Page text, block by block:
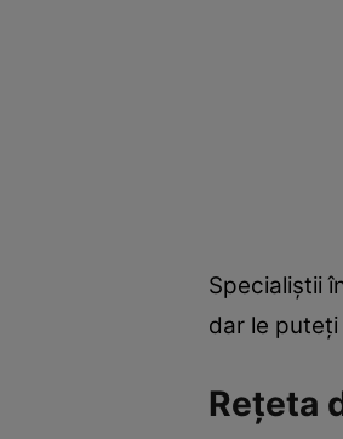
Specialiștii
dar le
Rețeta